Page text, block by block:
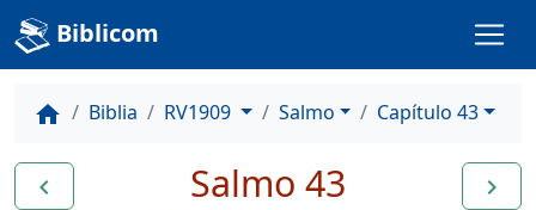
Biblicom
home Biblia RV1909 Salmo Capítulo 43
navigate_before navigate_next
Salmo 43